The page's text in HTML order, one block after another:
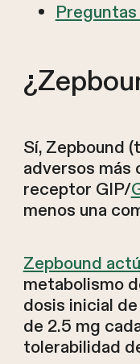
Sí, Zepbound
adversos más
receptor GIP/
menos una
Zepbound
metabolismo
dosis inicial
de 2.5 mg
tolerabilidad